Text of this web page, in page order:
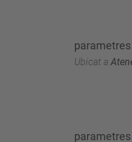
parametres
Ubicat a